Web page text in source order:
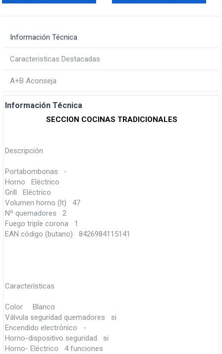
Información Técnica
Caracteristicas Destacadas
A+B Aconseja
Información Técnica
SECCION COCINAS TRADICIONALES
Descripción
Portabombonas -
Horno Eléctrico
Grill Eléctrico
Volumen horno (lt) 47
Nº quemadores 2
Fuego triple corona 1
EAN código (butano) 8426984115141
Características
Color Blanco
Válvula seguridad quemadores si
Encendido electrónico -
Horno-dispositivo seguridad si
Horno- Eléctrico 4 funciones